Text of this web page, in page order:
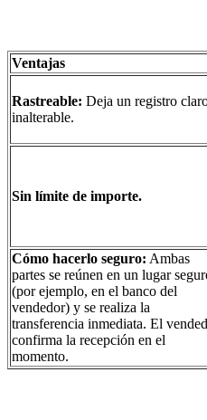
Ventajas
Rastreable: Deja un registro
inalterable.
Sin límite de importe.
Cómo hacerlo seguro: Ambas
partes se reúnen en un lugar
(por ejemplo, en el banco del
vendedor) y se realiza la
transferencia inmediata. El
confirma la recepción en el
momento.